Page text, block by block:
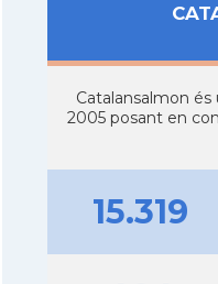
Catalansalmon
2005 posant en
15.319